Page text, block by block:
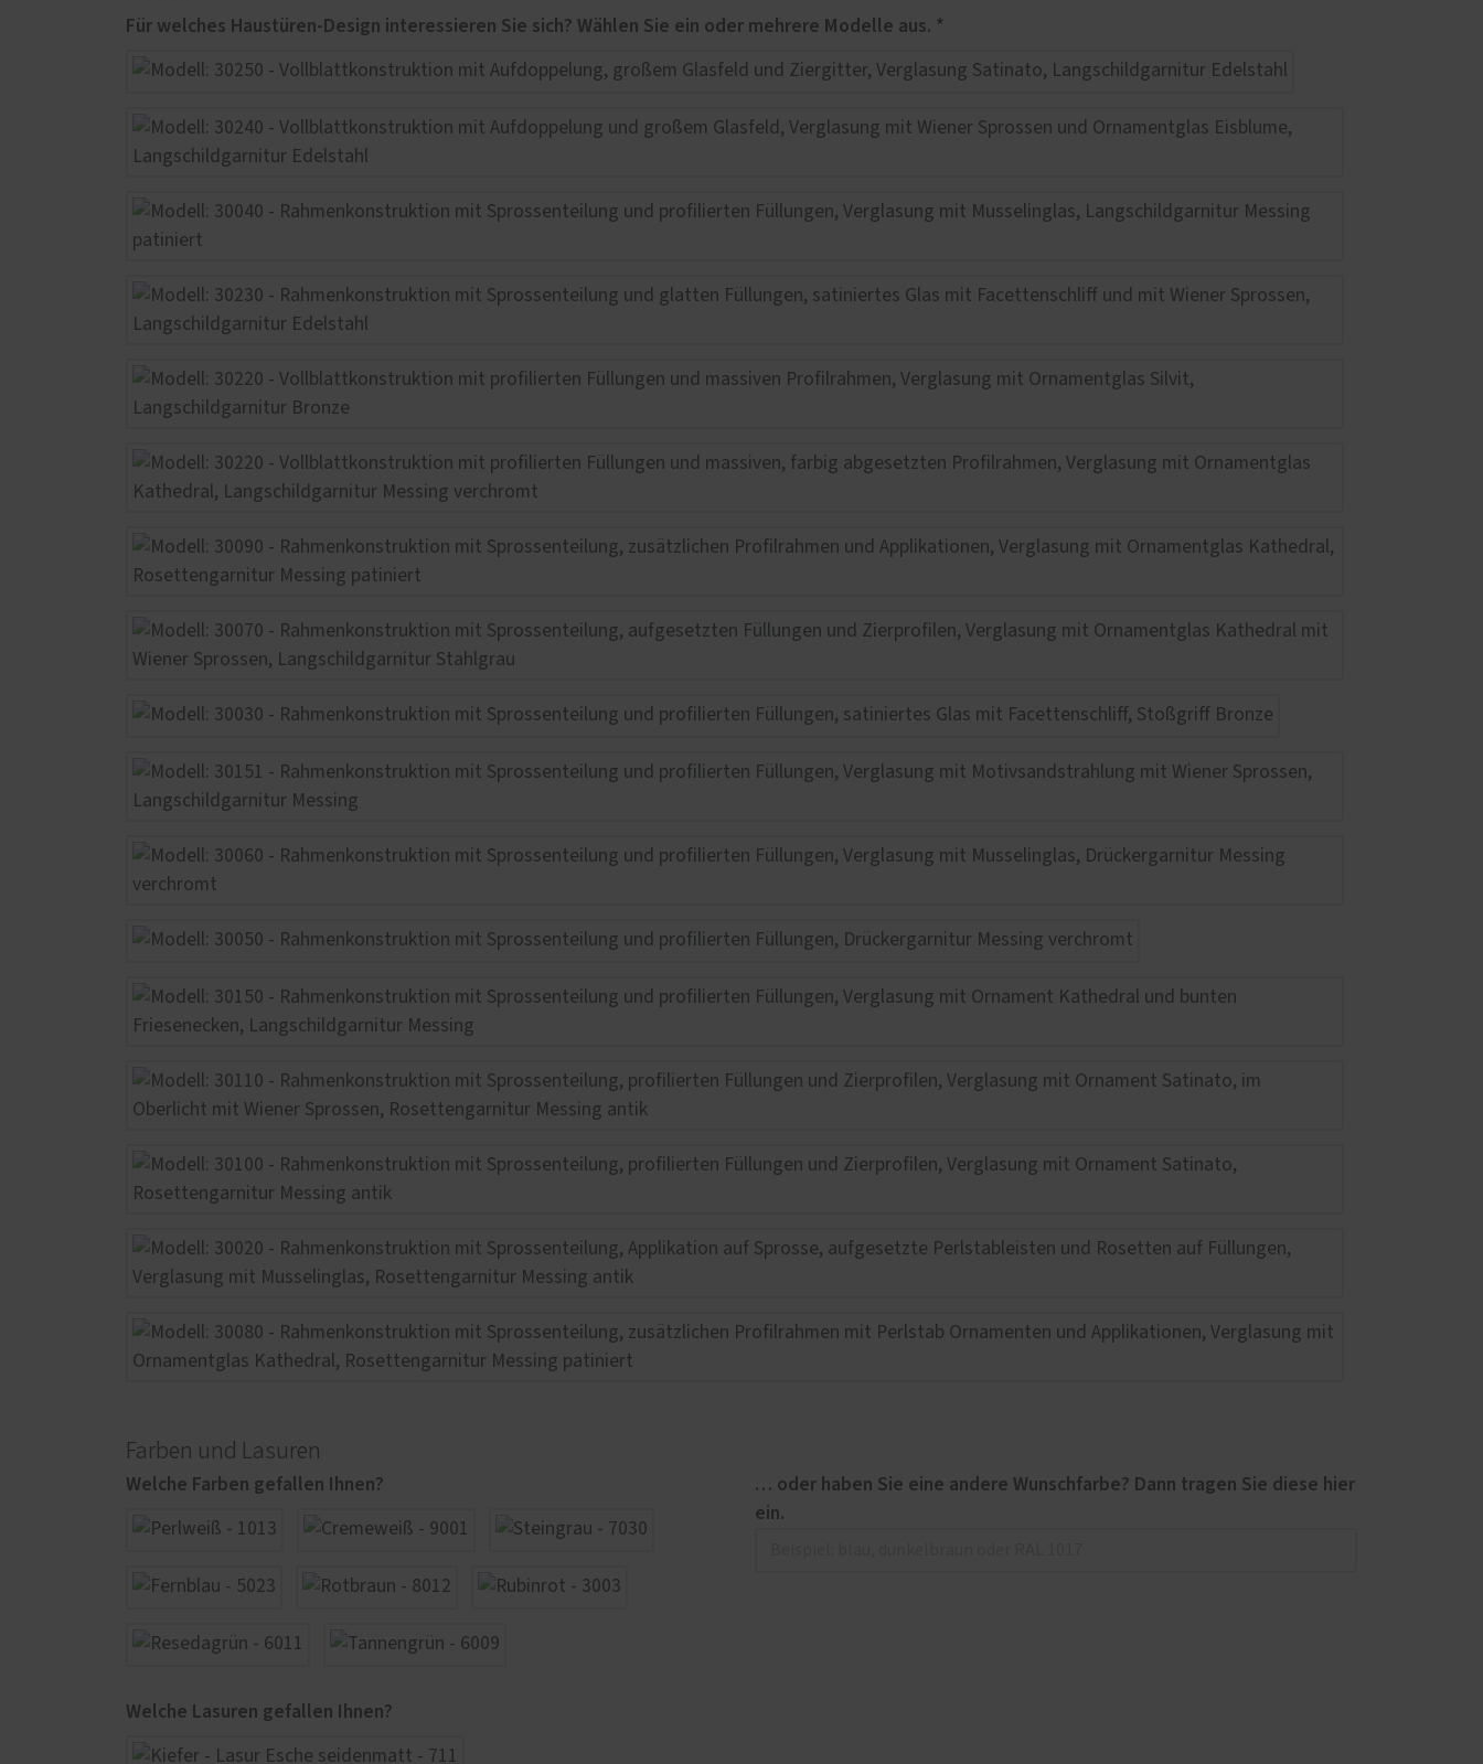
Innenausbau
Parkett
Möbel
Küche
Service
Förderung für Fenster und
Für welches Haustüren-Design interessieren Sie sich? Wählen Sie ein oder mehrere Modelle aus. *
Farben und Lasuren
Welche Farben gefallen Ihnen?
Welche Lasuren gefallen Ihnen?
… oder haben Sie eine andere Wunschfarbe? Dann tragen Sie diese hier
ein.